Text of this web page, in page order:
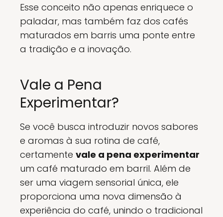
Esse conceito não apenas enriquece o
paladar, mas também faz dos cafés
maturados em barris uma ponte entre
a tradição e a inovação.
Vale a Pena
Experimentar?
Se você busca introduzir novos sabores
e aromas à sua rotina de café,
certamente vale a pena experimentar
um café maturado em barril. Além de
ser uma viagem sensorial única, ele
proporciona uma nova dimensão à
experiência do café, unindo o tradicional